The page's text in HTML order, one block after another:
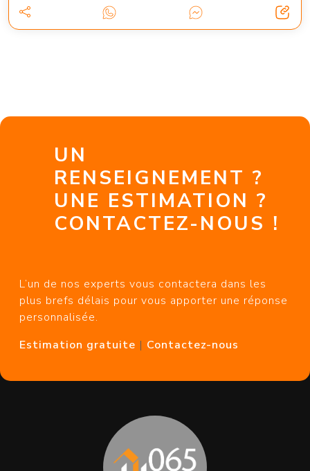
UN
RENSEIGNEMENT ?
UNE ESTIMATION ?
CONTACTEZ-NOUS !
L’un de nos experts vous contactera dans les
plus brefs délais pour vous apporter une réponse
personnalisée.
Estimation gratuite | Contactez-nous